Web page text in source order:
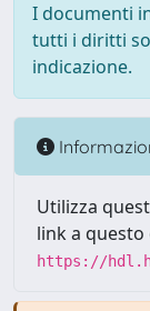
I documenti
tutti i diritti
indicazione.
Utilizza
link a
https://